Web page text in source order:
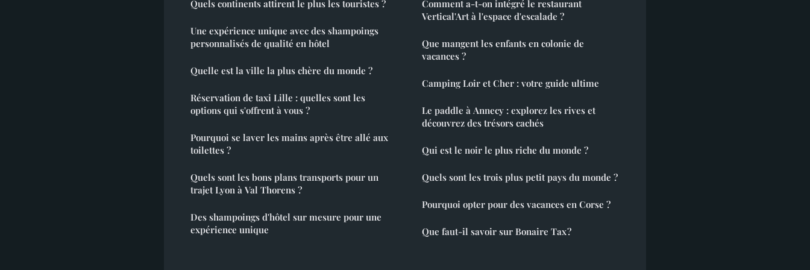
Quels continents attirent le plus les touristes ?
Une expérience unique avec des shampoings
personnalisés de qualité en hôtel
Quelle est la ville la plus chère du monde ?
Réservation de taxi Lille : quelles sont les
options qui s'offrent à vous ?
Pourquoi se laver les mains après être allé aux
toilettes ?
Quels sont les bons plans transports pour un
trajet Lyon à Val Thorens ?
Des shampoings d'hôtel sur mesure pour une
expérience unique
Comment a-t-on intégré le restaurant
Vertical'Art à l'espace d'escalade ?
Que mangent les enfants en colonie de
vacances ?
Camping Loir et Cher : votre guide ultime
Le paddle à Annecy : explorez les rives et
découvrez des trésors cachés
Qui est le noir le plus riche du monde ?
Quels sont les trois plus petit pays du monde ?
Pourquoi opter pour des vacances en Corse ?
Que faut-il savoir sur Bonaire Tax ?